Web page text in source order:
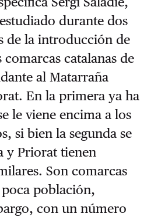
durante dos
de la introducción de
comarcas catalanas de
al Matarraña
En la primera ya ha
le viene encima a los
si bien la segunda se
y Priorat tienen
Son comarcas
población,
con un número